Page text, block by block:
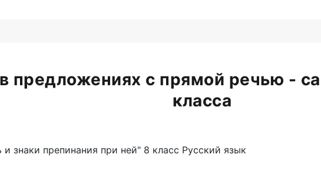
предложениях с прямой речью -
класса
знаки препинания при ней" 8 класс Русский язык